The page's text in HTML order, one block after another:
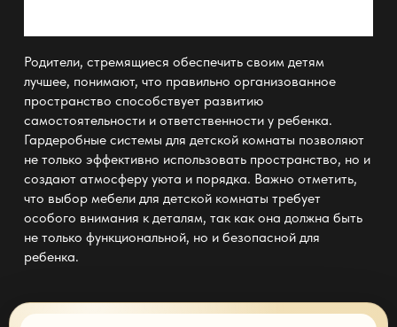
Родители, стремящиеся обеспечить своим детям
лучшее, понимают, что правильно организованное
пространство способствует развитию
самостоятельности и ответственности у ребенка.
Гардеробные системы для детской комнаты позволяют
не только эффективно использовать пространство, но и
создают атмосферу уюта и порядка. Важно отметить,
что выбор мебели для детской комнаты требует
особого внимания к деталям, так как она должна быть
не только функциональной, но и безопасной для
ребенка.